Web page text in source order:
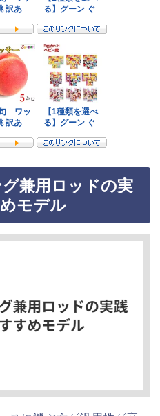
兼用ロッドの実
モデル